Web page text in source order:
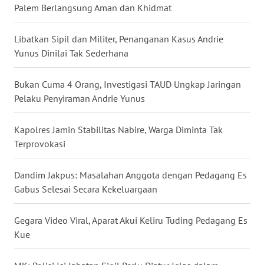
Palem Berlangsung Aman dan Khidmat
Libatkan Sipil dan Militer, Penanganan Kasus Andrie
Yunus Dinilai Tak Sederhana
Bukan Cuma 4 Orang, Investigasi TAUD Ungkap Jaringan
Pelaku Penyiraman Andrie Yunus
Kapolres Jamin Stabilitas Nabire, Warga Diminta Tak
Terprovokasi
Dandim Jakpus: Masalahan Anggota dengan Pedagang Es
Gabus Selesai Secara Kekeluargaan
Gegara Video Viral, Aparat Akui Keliru Tuding Pedagang Es
Kue
WN
WN
BENGKULU
WN
LAMPUNG
JATENG